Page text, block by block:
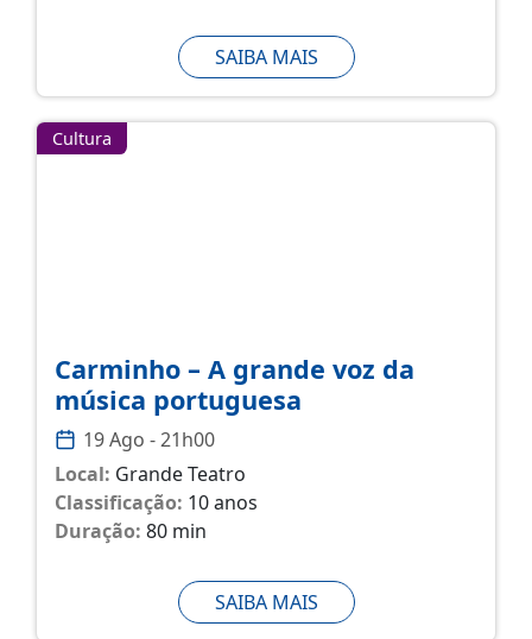
SAIBA MAIS
Cultura
Carminho – A grande voz da
música portuguesa
19 Ago - 21h00
Local: Grande Teatro
Classificação: 10 anos
Duração: 80 min
SAIBA MAIS